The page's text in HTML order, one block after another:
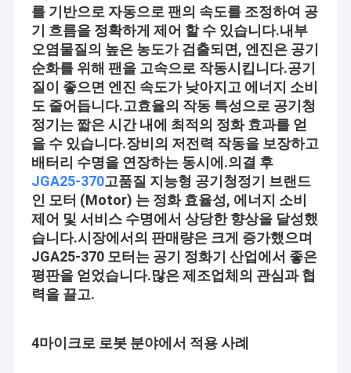
집
제품
회사 소개
공장 견학
품질 관리
문의하기
소식
를 기반으로 자동으로 팬의 속도를 조정하여 공
기 흐름을 정확하게 제어 할 수 있습니다.내부
오염물질의 높은 농도가 검출되면, 엔진은 공기
순화를 위해 팬을 고속으로 작동시킵니다.공기
질이 좋으면 엔진 속도가 낮아지고 에너지 소비
도 줄어듭니다.고효율의 작동 특성으로 공기청
정기는 짧은 시간 내에 최적의 정화 효과를 얻
을 수 있습니다.장비의 저전력 작동을 보장하고
배터리 수명을 연장하는 동시에.의결 후
JGA25-370고품질 지능형 공기청정기 브랜드
인 모터 (Motor) 는 정화 효율성, 에너지 소비
제어 및 서비스 수명에서 상당한 향상을 달성했
습니다.시장에서의 판매량은 크게 증가했으며
JGA25-370 모터는 공기 정화기 산업에서 좋은
평판을 얻었습니다.많은 제조업체의 관심과 협
력을 끌고.
4마이크로 로봇 분야에서 적용 사례
센즈헨 진?라이트 모터 Co., Ltd．는 dc 기어 들 모우터의 제조, 비엘
디씨 모터, 웜 기어 들 모우터, 소형 모터, pwm 모터 기타 등등입니
다, 아스롱이 우리의 브랜드입니다 . 설비가 잘 된 시험 시설물과 강
한 기술적 군으로. 넓은 범위, 상등품, 합리적인 가격과 멋진 디자인
으로, 자사 제품은 광범위하게 많은 업계에서 사용됩니다. 자사 제품
은 넓게 사용자들에 의해 인지되고 믿어지고, 경제적이고 사회적 욕
구를 바꾸어 끊임없이 만날 수 있습니다. 우리는 미래 사업 관계와 상
호적 성공을 위해 우리와 연락하기 위해 모든 신분으로부터 새롭고
늙은 동료들을 환영합니다!
회사 비전
과학 기술이 날마다 개발하고 있기 때문에, 더 점점 더 많은 자동화는
과 환경에 들어오고 있습니다.